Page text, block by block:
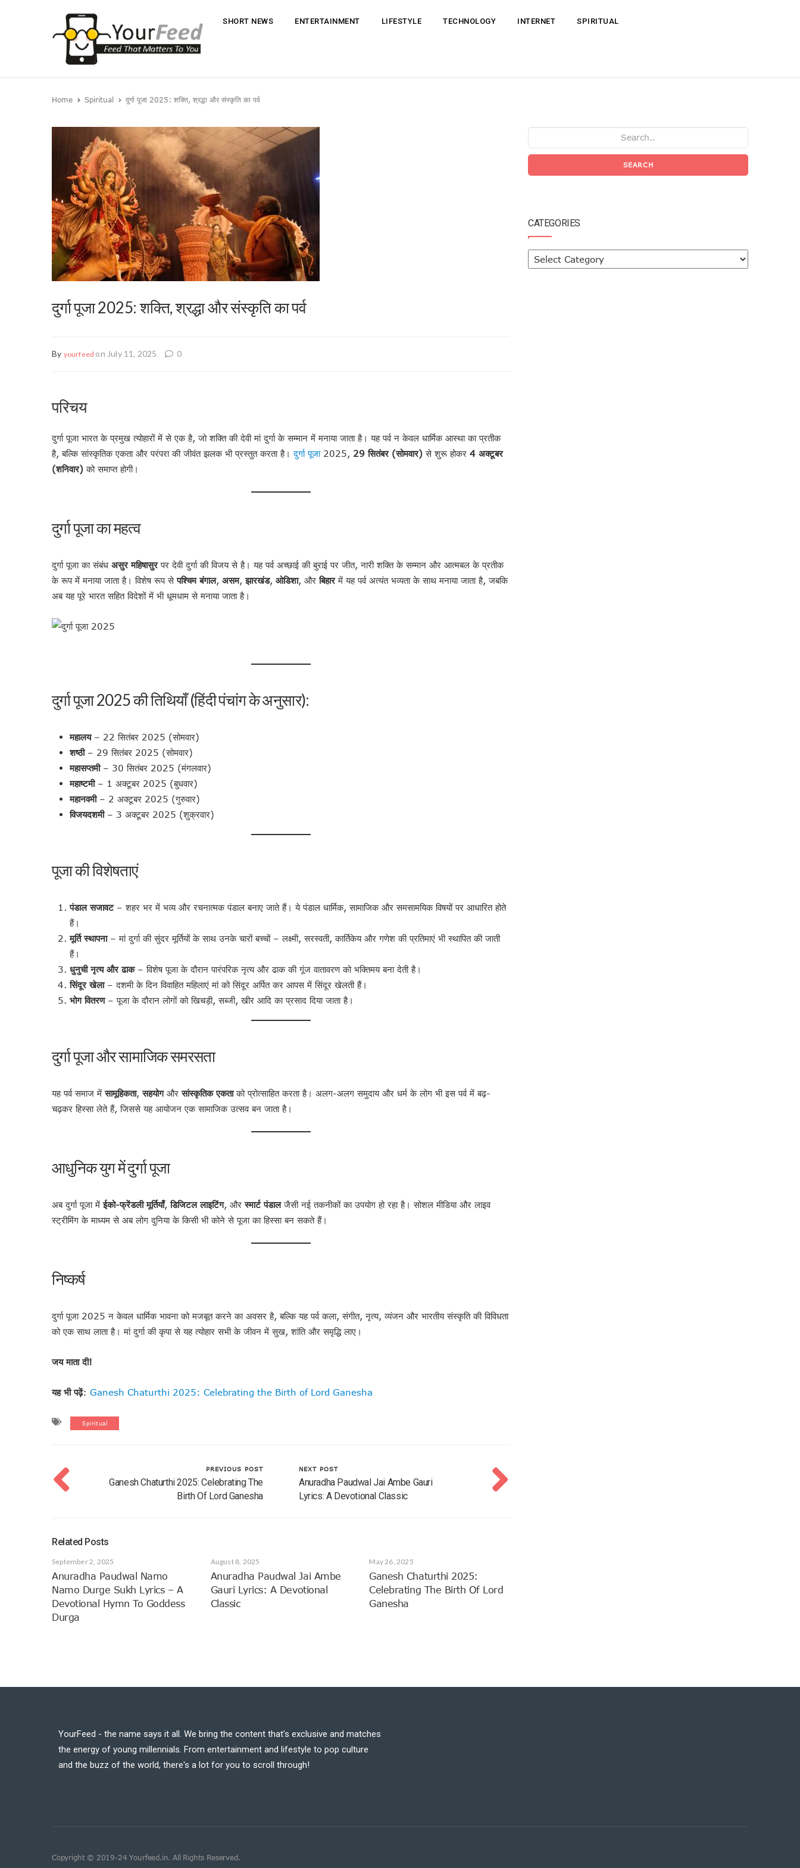
SHORT NEWS ENTERTAINMENT LIFESTYLE TECHNOLOGY INTERNET SPIRITUAL
Home Spiritual दुर्गा पूजा 2025: शक्ति, श्रद्धा और संस्कृति का पर्व
दुर्गा पूजा 2025: शक्ति, श्रद्धा और संस्कृति का पर्व
By yourfeed on July 11, 2025 0
परिचय
दुर्गा पूजा भारत के प्रमुख त्योहारों में से एक है, जो शक्ति की देवी मां दुर्गा के सम्मान में मनाया जाता है। यह पर्व न केवल धार्मिक आस्था का प्रतीक
है, बल्कि सांस्कृतिक एकता और परंपरा की जीवंत झलक भी प्रस्तुत करता है।दुर्गा पूजा2025, 29 सितंबर (सोमवार) से शुरू होकर 4 अक्टूबर
(शनिवार) को समाप्त होगी।
दुर्गा पूजा का महत्व
दुर्गा पूजा का संबंध असुर महिषासुरपर देवी दुर्गा की विजय से है। यह पर्व अच्छाई की बुराई पर जीत, नारी शक्ति के सम्मान और आत्मबल के प्रतीक
के रूप में मनाया जाता है। विशेष रूप सेपश्चिम बंगाल, असम,झारखंड, ओडिशा, औरबिहारमें यह पर्व अत्यंत भव्यता के साथ मनाया जाता है, जबकि
अब यह पूरे भारत सहित विदेशों में भी धूमधाम से मनाया जाता है।
दुर्गा पूजा 2025 की तिथियाँ (हिंदी पंचांग के अनुसार):
महालय– 22 सितंबर 2025 (सोमवार)
शष्ठी– 29 सितंबर 2025 (सोमवार)
महासप्तमी– 30 सितंबर 2025 (मंगलवार)
महाष्टमी– 1 अक्टूबर 2025 (बुधवार)
महानवमी– 2 अक्टूबर 2025 (गुरुवार)
विजयदशमी– 3 अक्टूबर 2025 (शुक्रवार)
पूजा की विशेषताएं
पंडाल सजावट– शहर भर में भव्य और रचनात्मक पंडाल बनाए जाते हैं। ये पंडाल धार्मिक, सामाजिक और समसामयिक विषयों पर आधारित होते
हैं।
मूर्ति स्थापना– मां दुर्गा की सुंदर मूर्तियों के साथ उनके चारों बच्चों – लक्ष्मी, सरस्वती, कार्तिकेय और गणेश की प्रतिमाएं भी स्थापित की जाती
हैं।
धुनुची नृत्य और ढाक– विशेष पूजा के दौरान पारंपरिक नृत्य और ढाक की गूंज वातावरण को भक्तिमय बना देती है।
सिंदूर खेला– दशमी के दिन विवाहित महिलाएं मां को सिंदूर अर्पित कर आपस में सिंदूर खेलती हैं।
भोग वितरण– पूजा के दौरान लोगों को खिचड़ी, सब्जी, खीर आदि का प्रसाद दिया जाता है।
दुर्गा पूजा और सामाजिक समरसता
यह पर्व समाज मेंसामूहिकता,सहयोगऔरसांस्कृतिक एकताको प्रोत्साहित करता है। अलग-अलग समुदाय और धर्म के लोग भी इस पर्व में बढ़-
चढ़कर हिस्सा लेते हैं, जिससे यह आयोजन एक सामाजिक उत्सव बन जाता है।
आधुनिक युग में दुर्गा पूजा
अब दुर्गा पूजा मेंईको-फ्रेंडली मूर्तियाँ,डिजिटल लाइटिंग, औरस्मार्ट पंडालजैसी नई तकनीकों का उपयोग हो रहा है। सोशल मीडिया और लाइव
स्ट्रीमिंग के माध्यम से अब लोग दुनिया के किसी भी कोने से पूजा का हिस्सा बन सकते हैं।
निष्कर्ष
दुर्गा पूजा 2025 न केवल धार्मिक भावना को मजबूत करने का अवसर है, बल्कि यह पर्व कला, संगीत, नृत्य, व्यंजन और भारतीय संस्कृति की विविधता
को एक साथ लाता है। मां दुर्गा की कृपा से यह त्योहार सभी के जीवन में सुख, शांति और समृद्धि लाए।
जय माता दी!
यह भी पढ़ें: Ganesh Chaturthi 2025: Celebrating the Birth of Lord Ganesha
Spiritual
PREVIOUS POST
Ganesh Chaturthi 2025: Celebrating The
Birth Of Lord Ganesha
NEXT POST
Anuradha Paudwal Jai Ambe Gauri
Lyrics: A Devotional Classic
Related Posts
September 2, 2025
Anuradha Paudwal Namo
Namo Durge Sukh Lyrics – A
Devotional Hymn To Goddess
Durga
August 8, 2025
Anuradha Paudwal Jai Ambe
Gauri Lyrics: A Devotional
Classic
May 26, 2025
Ganesh Chaturthi 2025:
Celebrating The Birth Of Lord
Ganesha
SEARCH
CATEGORIES
YourFeed - the name says it all. We bring the content that's exclusive and matches
the energy of young millennials. From entertainment and lifestyle to pop culture
and the buzz of the world, there's a lot for you to scroll through!
Copyright © 2019-24 Yourfeed.in. All Rights Reserved.